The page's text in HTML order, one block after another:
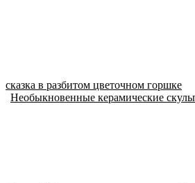
сказка в разбитом цветочном горшке
Необыкновенные керамические